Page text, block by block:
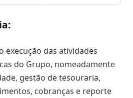
execução das atividades
do Grupo, nomeadamente
gestão de tesouraria,
cobranças e reporte